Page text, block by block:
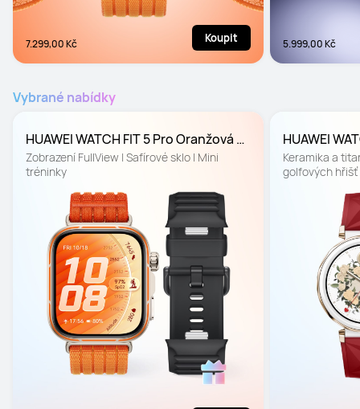
7.299,00 Kč Koupit 5.999,00 Kč
Vybrané nabídky
HUAWEI WATCH FIT 5 Pro Oranžová
Barevná edice
Zobrazení FullView | Safírové sklo | Mini
tréninky
HUAWEI
Vánoční
Keramika a
golfových hřišť